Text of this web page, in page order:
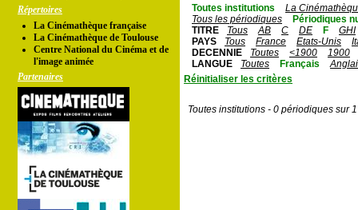
Répertoires
La Cinémathèque française
La Cinémathèque de Toulouse
Centre National du Cinéma et de
l'image animée
Partenaires
Toutes institutions
La
Tous les périodiques
Périodiques
TITRE
Tous AB C DE F
GHI
PAYS
Tous France Etats-Unis
DECENNIE
Toutes <1900
1900
LANGUE
Toutes Français
Réinitialiser les critères
Toutes institutions - 0 périodiques sur